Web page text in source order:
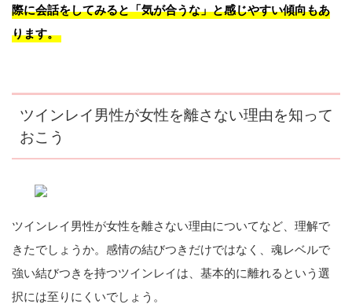
際に会話をしてみると「気が合うな」と感じやすい傾向もあ
ります。
ツインレイ男性が女性を離さない理由を知って
おこう
ツインレイ男性が女性を離さない理由についてなど、理解で
きたでしょうか。感情の結びつきだけではなく、魂レベルで
強い結びつきを持つツインレイは、基本的に離れるという選
択には至りにくいでしょう。